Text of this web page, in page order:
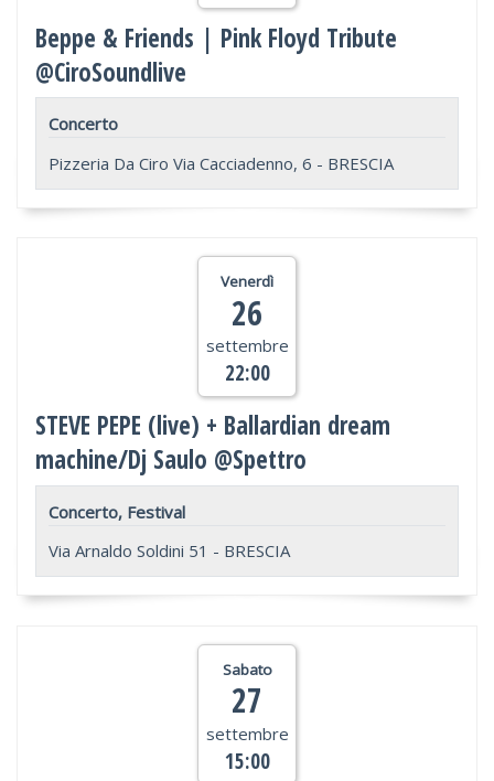
Beppe & Friends | Pink Floyd Tribute
@CiroSoundlive
Concerto
Pizzeria Da Ciro Via Cacciadenno, 6 - BRESCIA
Venerdì
26
settembre
22:00
STEVE PEPE (live) + Ballardian dream
machine/Dj Saulo @Spettro
Concerto, Festival
Via Arnaldo Soldini 51 - BRESCIA
Sabato
27
settembre
15:00